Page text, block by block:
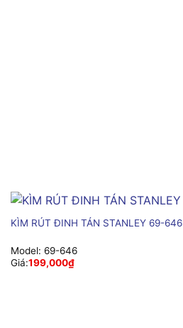
KÌM RÚT ĐINH TÁN STANLEY 69-646
Model: 69-646
Giá:199,000₫